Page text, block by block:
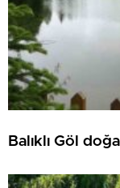
Balıklı Göl